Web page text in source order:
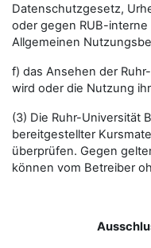
Datenschutzgesetz,
oder gegen RUB-
Allgemeinen
f) das Ansehen der
wird oder die Nutzung
(3) Die Ruhr-Universität
bereitgestellter
überprüfen. Gegen
können vom Betreiber